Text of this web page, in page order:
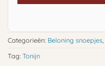
Categorieën: Beloning snoepjes,
Tag: Tonijn